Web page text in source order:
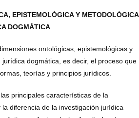
EPISTEMOLÓGICA Y METODOLÓGICA
DOGMÁTICA
ontológicas, epistemológicas y
dogmática, es decir, el proceso que
teorías y principios jurídicos.
principales características de la
diferencia de la investigación jurídica